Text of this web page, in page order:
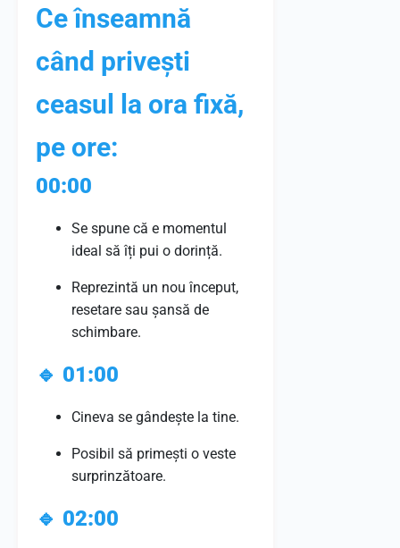
Ce înseamnă
când privești
ceasul la ora fixă,
pe ore:
00:00
Se spune că e momentul
ideal să îți pui o dorință.
Reprezintă un nou început,
resetare sau șansă de
schimbare.
🔹 01:00
Cineva se gândește la tine.
Posibil să primești o veste
surprinzătoare.
🔹 02:00